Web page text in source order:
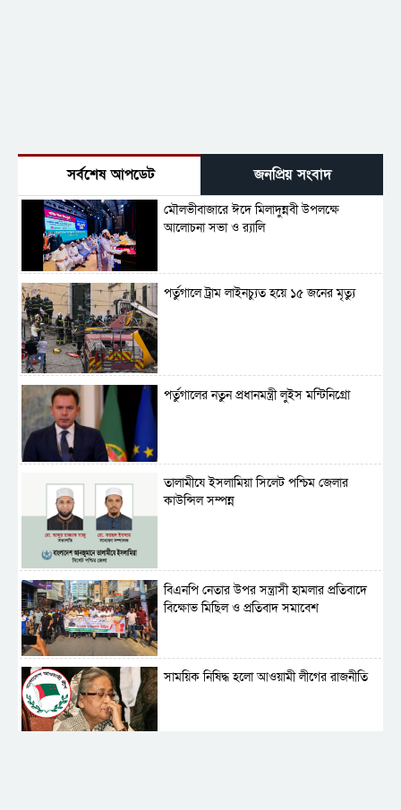
সর্বশেষ আপডেট জনপ্রিয় সংবাদ
মৌলভীবাজারে ঈদে মিলাদুন্নবী উপলক্ষে
আলোচনা সভা ও র‍্যালি
পর্তুগালে ট্রাম লাইনচ্যুত হয়ে ১৫ জনের মৃত্যু
পর্তুগালের নতুন প্রধানমন্ত্রী লুইস মন্টিনিগ্রো
‎তালামীযে ইসলামিয়া সিলেট পশ্চিম জেলার
কাউন্সিল সম্পন্ন
বিএনপি নেতার উপর সন্ত্রাসী হামলার প্রতিবাদে
বিক্ষোভ মিছিল ও প্রতিবাদ সমাবেশ
সাময়িক নিষিদ্ধ হলো আওয়ামী লীগের রাজনীতি